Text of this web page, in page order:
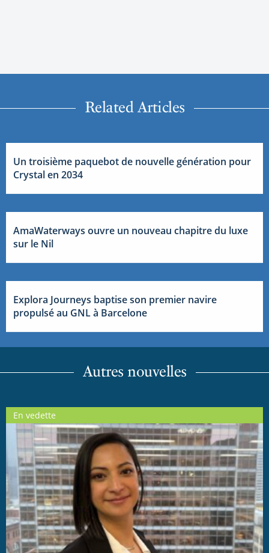
Related Articles
Un troisième paquebot de nouvelle génération pour
Crystal en 2034
AmaWaterways ouvre un nouveau chapitre du luxe
sur le Nil
Explora Journeys baptise son premier navire
propulsé au GNL à Barcelone
Autres nouvelles
En vedette